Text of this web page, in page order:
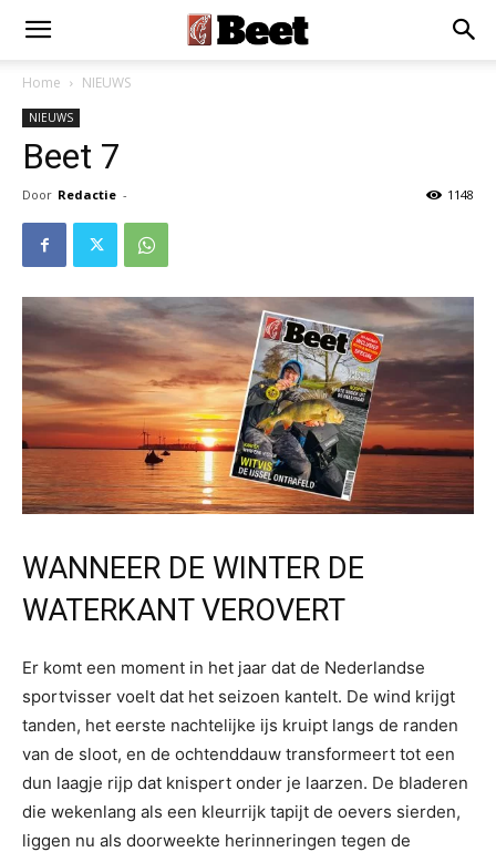
Home NIEUWS
NIEUWS
Beet 7
Door Redactie - 1148
WANNEER DE WINTER DE
WATERKANT VEROVERT
Er komt een moment in het jaar dat de Nederlandse
sportvisser voelt dat het seizoen kantelt. De wind krijgt
tanden, het eerste nachtelijke ijs kruipt langs de randen
van de sloot, en de ochtenddauw transformeert tot een
dun laagje rijp dat knispert onder je laarzen. De bladeren
die wekenlang als een kleurrijk tapijt de oevers sierden,
liggen nu als doorweekte herinneringen tegen de